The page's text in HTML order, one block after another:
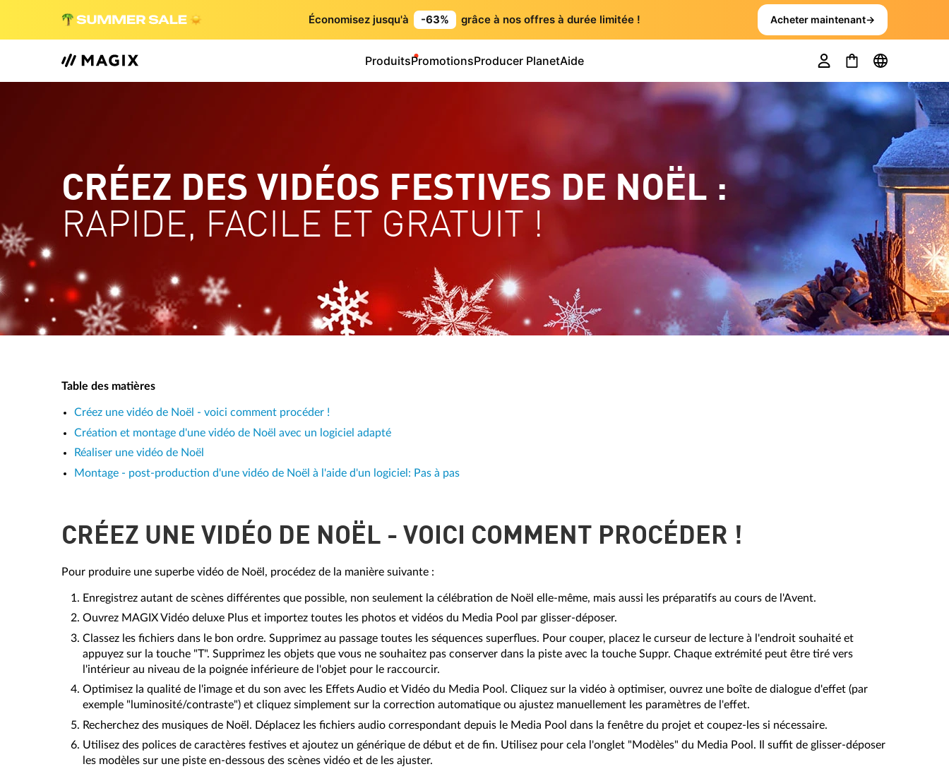
Économisez jusqu'à -63% grâce à nos offres à durée limitée ! Acheter maintenant→
ProduitsPromotionsProducer PlanetAide
CRÉEZ DES VIDÉOS FESTIVES DE NOËL :
RAPIDE, FACILE ET GRATUIT !
Table des matières
Créez une vidéo de Noël - voici comment procéder !
Création et montage d'une vidéo de Noël avec un logiciel adapté
Réaliser une vidéo de Noël
Montage - post-production d'une vidéo de Noël à l'aide d'un logiciel: Pas à pas
CRÉEZ UNE VIDÉO DE NOËL - VOICI COMMENT PROCÉDER !
Pour produire une superbe vidéo de Noël, procédez de la manière suivante :
Enregistrez autant de scènes différentes que possible, non seulement la célébration de Noël elle-même, mais aussi les préparatifs au cours de l'Avent.
Ouvrez MAGIX Vidéo deluxe Plus et importez toutes les photos et vidéos du Media Pool par glisser-déposer.
Classez les fichiers dans le bon ordre. Supprimez au passage toutes les séquences superflues. Pour couper, placez le curseur de lecture à l'endroit souhaité et
appuyez sur la touche "T". Supprimez les objets que vous ne souhaitez pas conserver dans la piste avec la touche Suppr. Chaque extrémité peut être tiré vers
l'intérieur au niveau de la poignée inférieure de l'objet pour le raccourcir.
Optimisez la qualité de l'image et du son avec les Effets Audio et Vidéo du Media Pool. Cliquez sur la vidéo à optimiser, ouvrez une boîte de dialogue d'effet (par
exemple "luminosité/contraste") et cliquez simplement sur la correction automatique ou ajustez manuellement les paramètres de l'effet.
Recherchez des musiques de Noël. Déplacez les fichiers audio correspondant depuis le Media Pool dans la fenêtre du projet et coupez-les si nécessaire.
Utilisez des polices de caractères festives et ajoutez un générique de début et de fin. Utilisez pour cela l'onglet "Modèles" du Media Pool. Il suffit de glisser-déposer
les modèles sur une piste en-dessous des scènes vidéo et de les ajuster.